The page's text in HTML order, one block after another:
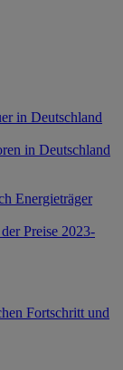
in Deutschland
in Deutschland
Energieträger
Preise 2023-
Fortschritt und